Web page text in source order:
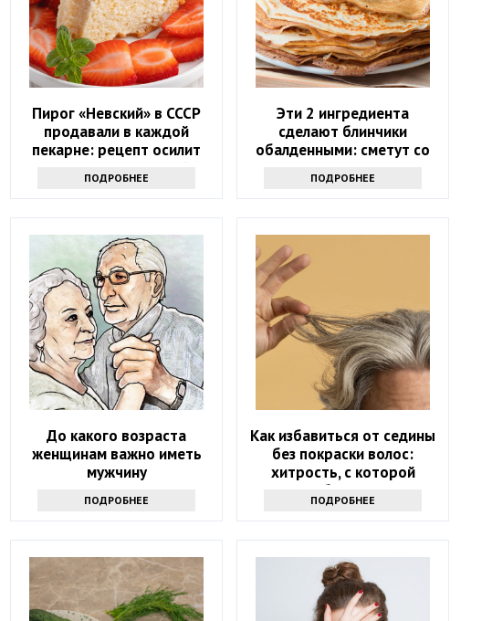
Пирог «Невский» в СССР
продавали в каждой
пекарне: рецепт осилит
даже неопытная хозяйка
ПОДРОБНЕЕ
Эти 2 ингредиента
сделают блинчики
обалденными: сметут со
забытый рецепт
ПОДРОБНЕЕ
До какого возраста
женщинам важно иметь
мужчину
ПОДРОБНЕЕ
Как избавиться от седины
без покраски волос:
хитрость, с которой
должна быть знакома
каждая женщина
ПОДРОБНЕЕ